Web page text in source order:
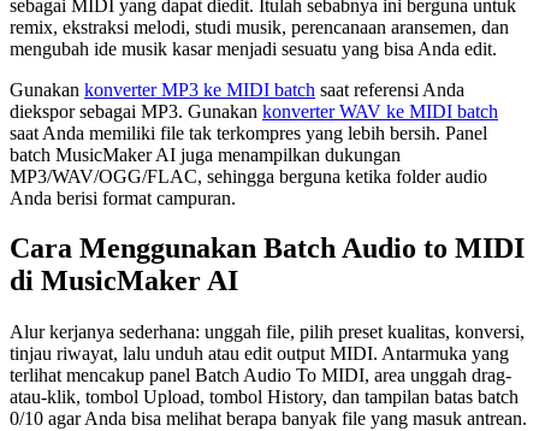
sebagai MIDI yang dapat diedit. Itulah sebabnya ini berguna untuk
remix, ekstraksi melodi, studi musik, perencanaan aransemen, dan
mengubah ide musik kasar menjadi sesuatu yang bisa Anda edit.
Gunakan konverter MP3 ke MIDI batch saat referensi Anda
diekspor sebagai MP3. Gunakan konverter WAV ke MIDI batch
saat Anda memiliki file tak terkompres yang lebih bersih. Panel
batch MusicMaker AI juga menampilkan dukungan
MP3/WAV/OGG/FLAC, sehingga berguna ketika folder audio
Anda berisi format campuran.
Cara Menggunakan Batch Audio to MIDI
di MusicMaker AI
Alur kerjanya sederhana: unggah file, pilih preset kualitas, konversi,
tinjau riwayat, lalu unduh atau edit output MIDI. Antarmuka yang
terlihat mencakup panel Batch Audio To MIDI, area unggah drag-
atau-klik, tombol Upload, tombol History, dan tampilan batas batch
0/10 agar Anda bisa melihat berapa banyak file yang masuk antrean.